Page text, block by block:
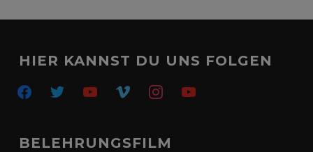
HIER KANNST DU UNS FOLGEN
facebooktwitter youtube vimeo instagramyoutube
BELEHRUNGSFILM